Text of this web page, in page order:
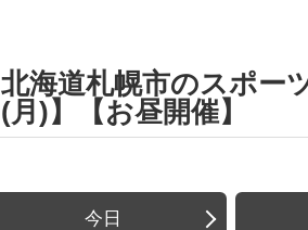
北海道札幌市のスポー
(月)】【お昼開催】
今日